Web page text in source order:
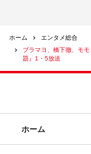
ホーム
エンタメ総合
ブラマヨ、橋下徹、モ
題』1・5放送
ホーム